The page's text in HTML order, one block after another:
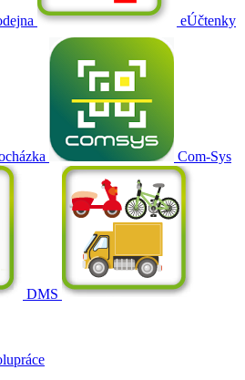
eÚčtenky
Com-Sys
DMS